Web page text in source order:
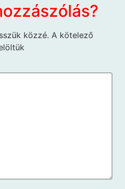
közzé. A kötelező